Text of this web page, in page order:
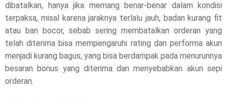
dibatalkan, hanya jika memang benar-benar dalam kondisi
terpaksa, misal karena jaraknya terlalu jauh, badan kurang fit
atau ban bocor, sebab sering membatalkan orderan yang
telah diterima bisa mempengaruhi rating dan performa akun
menjadi kurang bagus, yang bisa berdampak pada menurunnya
besaran bonus yang diterima dan menyebabkan akun sepi
orderan.